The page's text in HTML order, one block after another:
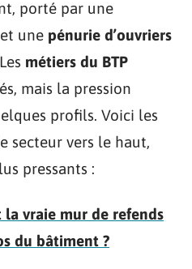
porté par une
une pénurie d’ouvriers
métiers du BTP
mais la pression
profils. Voici les
secteur vers le haut,
pressants :
la vraie mur de refends
du bâtiment ?